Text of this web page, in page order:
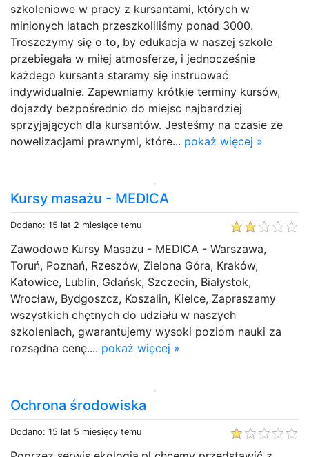
szkoleniowe w pracy z kursantami, których w
minionych latach przeszkoliliśmy ponad 3000.
Troszczymy się o to, by edukacja w naszej szkole
przebiegała w miłej atmosferze, i jednocześnie
każdego kursanta staramy się instruować
indywidualnie. Zapewniamy krótkie terminy kursów,
dojazdy bezpośrednio do miejsc najbardziej
sprzyjających dla kursantów. Jesteśmy na czasie ze
nowelizacjami prawnymi, które... pokaż więcej »
Kursy masażu - MEDICA
Dodano: 15 lat 2 miesiące temu
Zawodowe Kursy Masażu - MEDICA - Warszawa,
Toruń, Poznań, Rzeszów, Zielona Góra, Kraków,
Katowice, Lublin, Gdańsk, Szczecin, Białystok,
Wrocław, Bydgoszcz, Koszalin, Kielce, Zapraszamy
wszystkich chętnych do udziału w naszych
szkoleniach, gwarantujemy wysoki poziom nauki za
rozsądna cenę.... pokaż więcej »
Ochrona środowiska
Dodano: 15 lat 5 miesięcy temu